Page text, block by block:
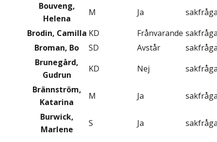
Bouveng,
Helena
M Ja
Brodin, Camilla KD Frånvarande
Broman, Bo
SD Avstår
Brunegård,
Gudrun
KD Nej
Brännström,
Katarina
M Ja
Burwick,
Marlene
S Ja